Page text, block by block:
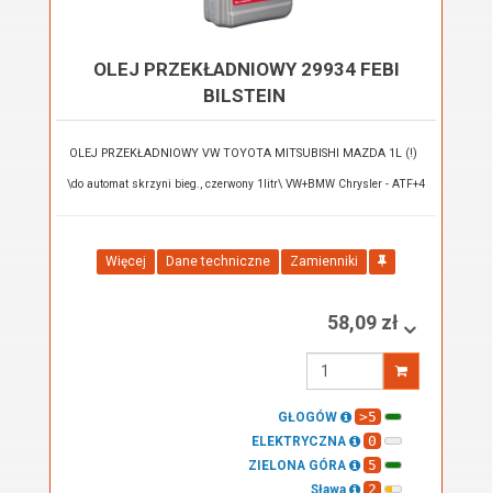
OLEJ PRZEKŁADNIOWY 29934 FEBI
BILSTEIN
OLEJ PRZEKŁADNIOWY VW TOYOTA MITSUBISHI MAZDA 1L (!)
\do automat skrzyni bieg., czerwony 1litr\ VW+BMW Chrysler - ATF+4
Więcej Dane techniczne Zamienniki
58,09 zł
GŁOGÓW >5
ELEKTRYCZNA 0
ZIELONA GÓRA 5
Sława 2